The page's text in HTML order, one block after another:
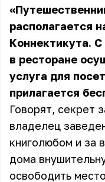
располагается
Коннектикута.
в ресторане
услуга для
прилагается
Говорят, секрет
владелец
книголюбом и за
дома
освободить